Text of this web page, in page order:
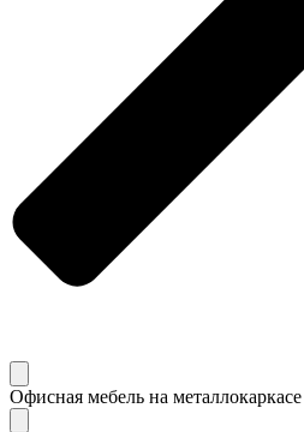
Офисная мебель на металлокаркасе